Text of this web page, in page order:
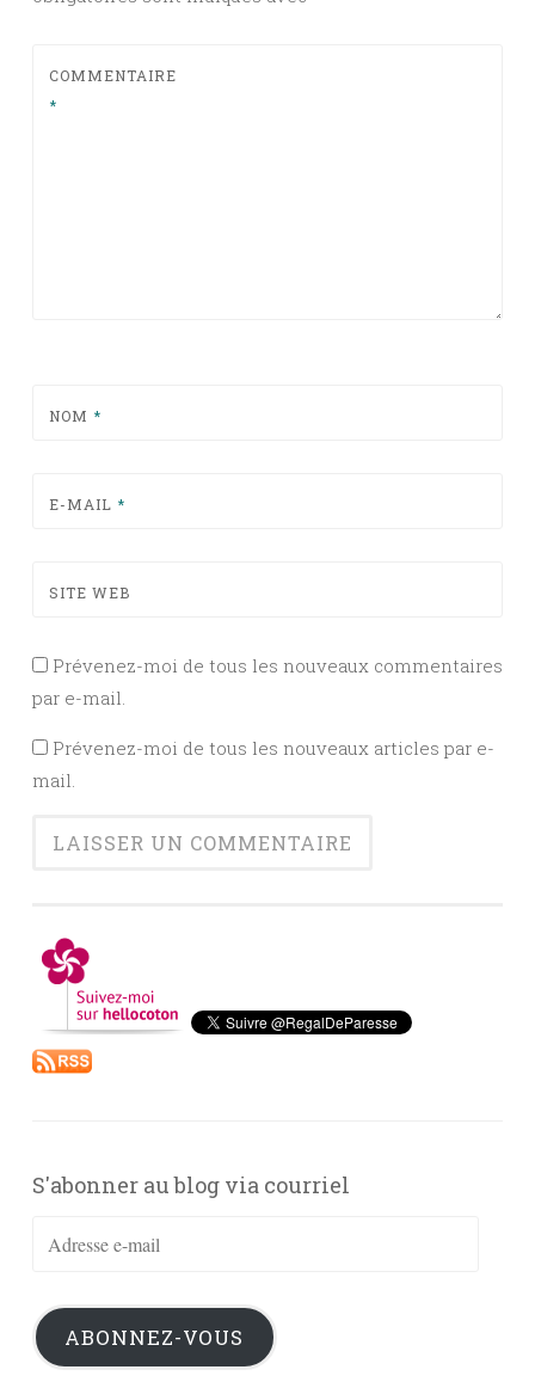
COMMENTAIRE
*
NOM *
E-MAIL *
SITE WEB
Prévenez-moi de tous les nouveaux commentaires
par e-mail.
Prévenez-moi de tous les nouveaux articles par e-
mail.
S'abonner au blog via courriel
Adresse
mail
ABONNEZ-VOUS